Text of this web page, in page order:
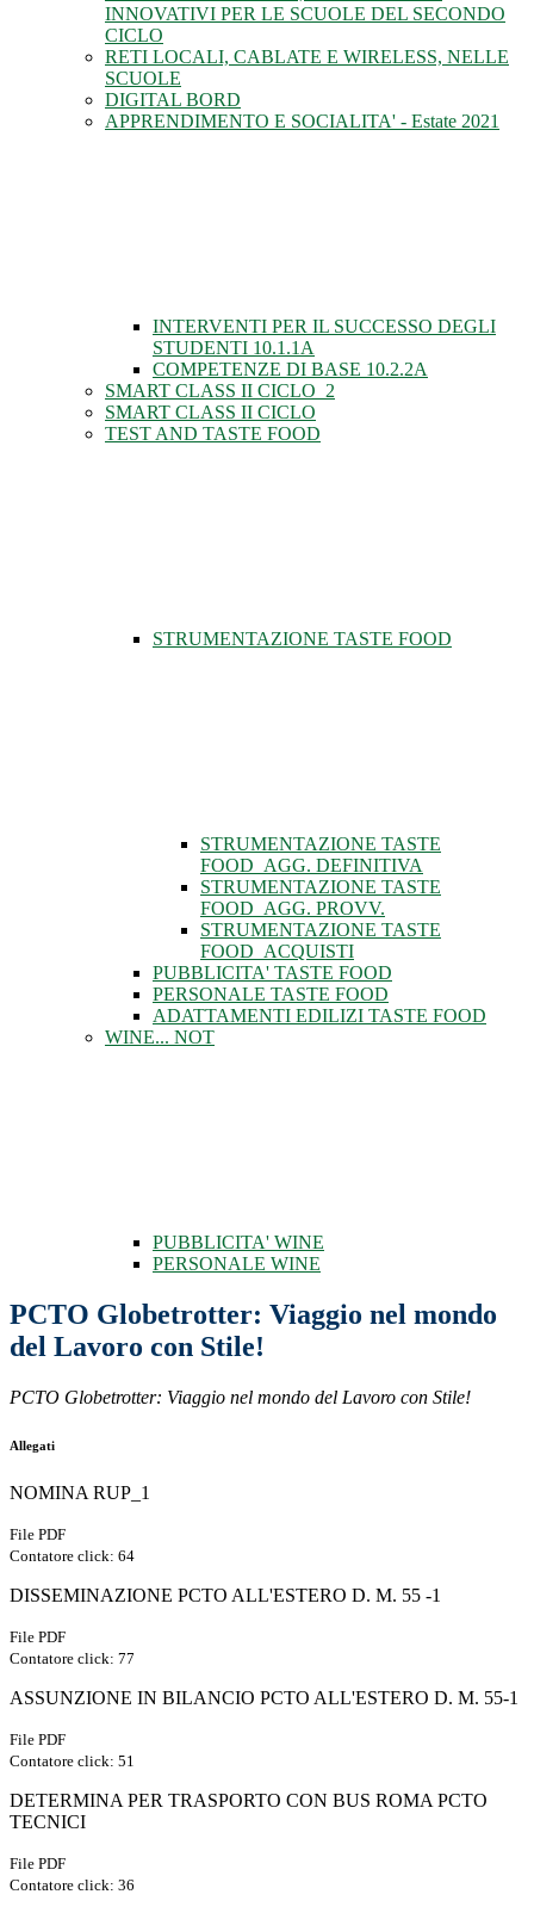
INNOVATIVI PER LE SCUOLE DEL SECONDO
CICLO
RETI LOCALI, CABLATE E WIRELESS, NELLE
SCUOLE
DIGITAL BORD
APPRENDIMENTO E SOCIALITA' - Estate 2021
INTERVENTI PER IL SUCCESSO DEGLI
STUDENTI 10.1.1A
COMPETENZE DI BASE 10.2.2A
SMART CLASS II CICLO_2
SMART CLASS II CICLO
TEST AND TASTE FOOD
STRUMENTAZIONE TASTE FOOD
STRUMENTAZIONE TASTE
FOOD_AGG. DEFINITIVA
STRUMENTAZIONE TASTE
FOOD_AGG. PROVV.
STRUMENTAZIONE TASTE
FOOD_ACQUISTI
PUBBLICITA' TASTE FOOD
PERSONALE TASTE FOOD
ADATTAMENTI EDILIZI TASTE FOOD
WINE... NOT
PUBBLICITA' WINE
PERSONALE WINE
PCTO Globetrotter: Viaggio nel mondo
del Lavoro con Stile!
PCTO Globetrotter: Viaggio nel mondo del Lavoro con Stile!
Allegati
NOMINA RUP_1
File PDF
Contatore click: 64
DISSEMINAZIONE PCTO ALL'ESTERO D. M. 55 -1
File PDF
Contatore click: 77
ASSUNZIONE IN BILANCIO PCTO ALL'ESTERO D. M. 55-1
File PDF
Contatore click: 51
DETERMINA PER TRASPORTO CON BUS ROMA PCTO
TECNICI
File PDF
Contatore click: 36